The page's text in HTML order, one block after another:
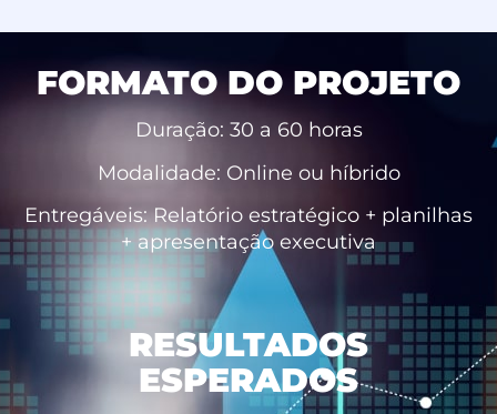
FORMATO DO PROJETO
Duração: 30 a 60 horas
Modalidade: Online ou híbrido
Entregáveis: Relatório estratégico + planilhas
+ apresentação executiva
RESULTADOS
ESPERADOS